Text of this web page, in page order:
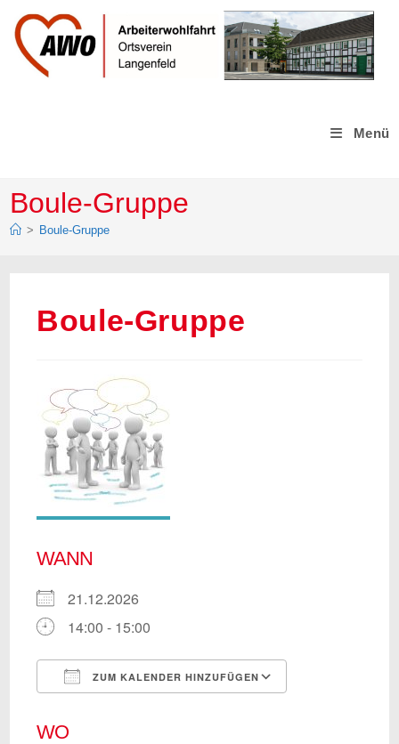
Inhalt
springen
Menü
Boule-Gruppe
> Boule-Gruppe
Boule-Gruppe
WANN
21.12.2026
14:00 - 15:00
ZUM KALENDER HINZUFÜGEN
WO